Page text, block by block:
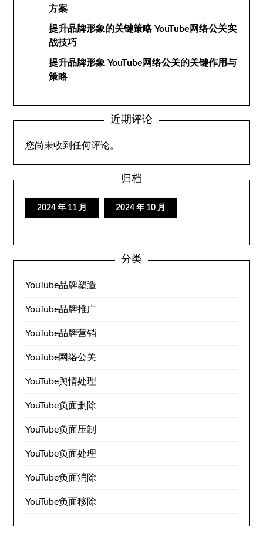
方案
提升品牌形象的关键策略 YouTube网络公关实
战技巧
提升品牌形象 YouTube网络公关的关键作用与
策略
近期评论
您尚未收到任何评论。
归档
2024 年 11 月 2024 年 10 月
分类
YouTube品牌塑造
YouTube品牌推广
YouTube品牌营销
YouTube网络公关
YouTube舆情处理
YouTube负面删除
YouTube负面压制
YouTube负面处理
YouTube负面消除
YouTube负面移除